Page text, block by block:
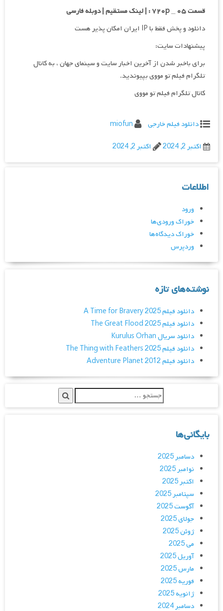
قسمت ۰۵ _ ۷۲۰p : | لینک مستقیم | دوبله فارسی
دانلود و پخش فقط با IP ایران امکان پذیر هست
پیشنهادات سایت:
برای باخبر شدن از آخرین اخبار سایت و سینمای جهان ، به کانال
تلگرام فیلم تو مووی بپیوندید.
کانال تلگرام فیلم تو مووی
دانلود فیلم خارجی
miofun
اکتبر 2, 2024
اکتبر 2, 2024
اطلاعات
ورود
خوراک ورودی‌ها
خوراک دیدگاه‌ها
وردپرس
نوشته‌های تازه
دانلود فیلم A Time for Bravery 2025
دانلود فیلم The Great Flood 2025
دانلود سریال Kurulus Orhan
دانلود فیلم The Thing with Feathers 2025
دانلود فیلم Adventure Planet 2012
بایگانی‌ها
دسامبر 2025
نوامبر 2025
اکتبر 2025
سپتامبر 2025
آگوست 2025
جولای 2025
ژوئن 2025
می 2025
آوریل 2025
مارس 2025
فوریه 2025
ژانویه 2025
دسامبر 2024